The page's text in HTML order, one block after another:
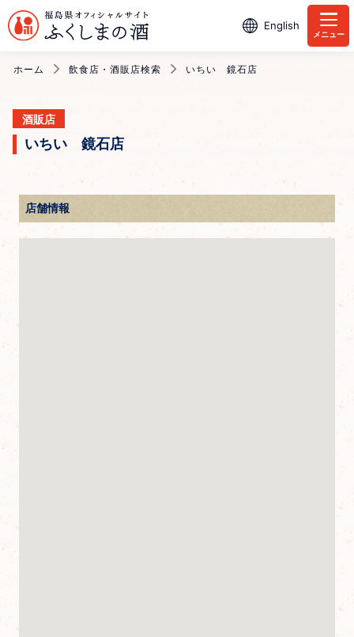
English
メニュー
ホーム 飲食店・酒販店検索 いちい 鏡石店
酒販店
いちい 鏡石店
店舗情報